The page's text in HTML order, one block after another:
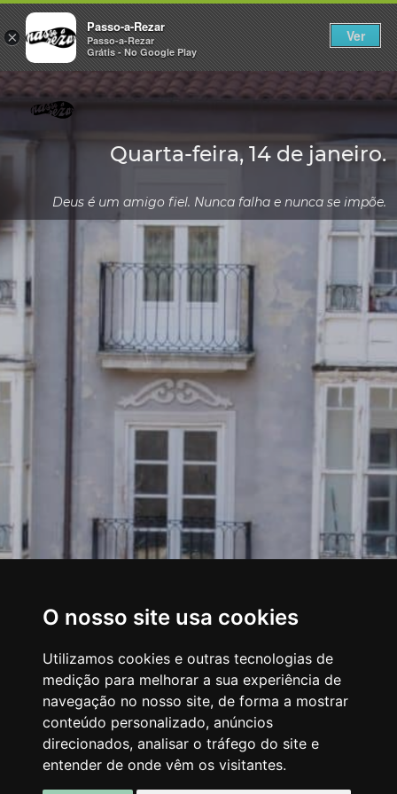
O nosso site usa cookies
Utilizamos cookies e outras tecnologias de
medição para melhorar a sua experiência de
navegação no nosso site, de forma a mostrar
conteúdo personalizado, anúncios
direcionados, analisar o tráfego do site e
entender de onde vêm os visitantes.
×
Passo-a-Rezar
Passo-a-Rezar
Grátis - No Google Play
Ver
Quarta-feira, 14 de janeiro.
Deus é um amigo fiel. Nunca falha e nunca se impõe.